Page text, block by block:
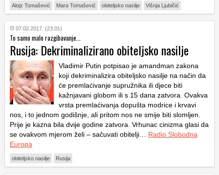
Alojz Tomašević Mara Tomašević obiteljsko nasilje Višnja Ljubičić
07.02.2017. (23:01)
To samo malo razgibavanje...
Rusija: Dekriminalizirano obiteljsko nasilje
Vladimir Putin potpisao je amandman zakona
koji dekriminalizira obiteljsko nasilje na način da
će premlaćivanje supružnika ili djece biti
kažnjavani globom ili s 15 dana zatvora. Ovakva
vrsta premlaćivanja dopušta modrice i krvavi
nos, i to jednom godišnje, ali pritom nos ne smije biti slomljen.
Prije je kazna bila dvije godine zatvora. Vrhunac cinizma glasi da
se ovakvom mjerom želi – sačuvati obitelji… Radio Slobodna
Europa
obiteljsko nasilje Rusija